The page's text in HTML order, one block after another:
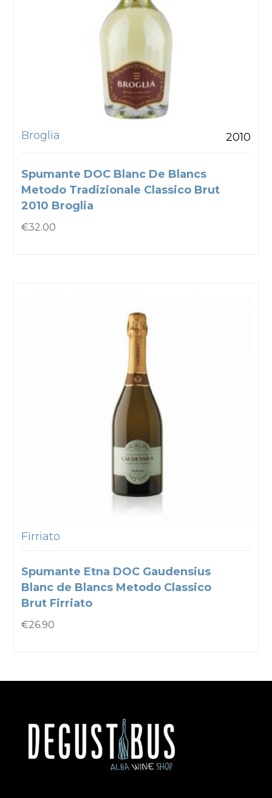
Broglia 2010
Spumante DOC Blanc De Blancs
Metodo Tradizionale Classico Brut
2010 Broglia
€32.00
Firriato
Spumante Etna DOC Gaudensius
Blanc de Blancs Metodo Classico
Brut Firriato
€26.90